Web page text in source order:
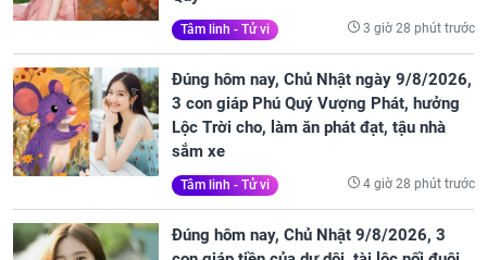
Tâm linh - Tử vi 3 giờ 28 phút trước
Đúng hôm nay, Chủ Nhật ngày 9/8/2026,
3 con giáp Phú Quý Vượng Phát, hưởng
Lộc Trời cho, làm ăn phát đạt, tậu nhà
sắm xe
Tâm linh - Tử vi 4 giờ 28 phút trước
Đúng hôm nay, Chủ Nhật 9/8/2026, 3